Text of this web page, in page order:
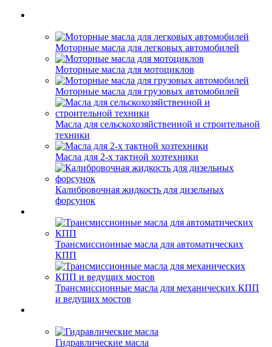
Моторные масла для легковых автомобилей
Моторные масла для мотоциклов
Моторные масла для грузовых автомобилей
Масла для сельскохозяйственной и строительной
техники
Масла для 2-х тактной хозтехники
Калибровочная жидкость для дизельных
форсунок
Трансмиссионные масла для автоматических
КПП
Трансмиссионные масла для механических КПП
и ведущих мостов
Гидравлические масла